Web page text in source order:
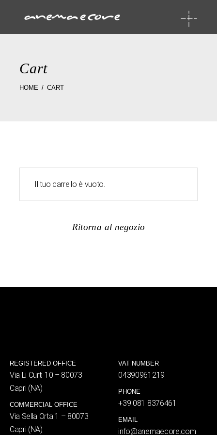
Cart
HOME CART
Il tuo carrello è vuoto.
Ritorna al negozio
REGISTERED OFFICE
Via Li Curti 10 – 80073
Capri (NA)
COMMERCIAL OFFICE
Via Sella Orta 1 – 80073
Capri (NA)
VAT NUMBER
04390961219
PHONE
+39 081 8376461
EMAIL
info@anemaecore.com